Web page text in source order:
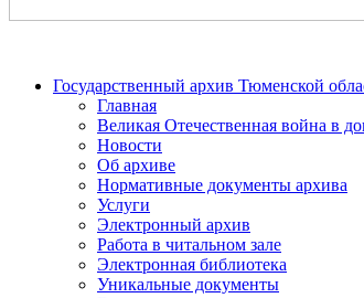
Государственный архив Тюменской
Главная
Великая Отечественная война в
Новости
Об архиве
Нормативные документы архива
Услуги
Электронный архив
Работа в читальном зале
Электронная библиотека
Уникальные документы